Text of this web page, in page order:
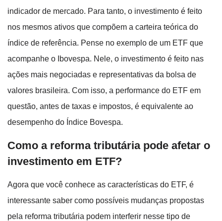
indicador de mercado. Para tanto, o investimento é feito
nos mesmos ativos que compõem a carteira teórica do
índice de referência. Pense no exemplo de um ETF que
acompanhe o Ibovespa. Nele, o investimento é feito nas
ações mais negociadas e representativas da bolsa de
valores brasileira. Com isso, a performance do ETF em
questão, antes de taxas e impostos, é equivalente ao
desempenho do Índice Bovespa.
Como a reforma tributária pode afetar o
investimento em ETF?
Agora que você conhece as características do ETF, é
interessante saber como possíveis mudanças propostas
pela reforma tributária podem interferir nesse tipo de